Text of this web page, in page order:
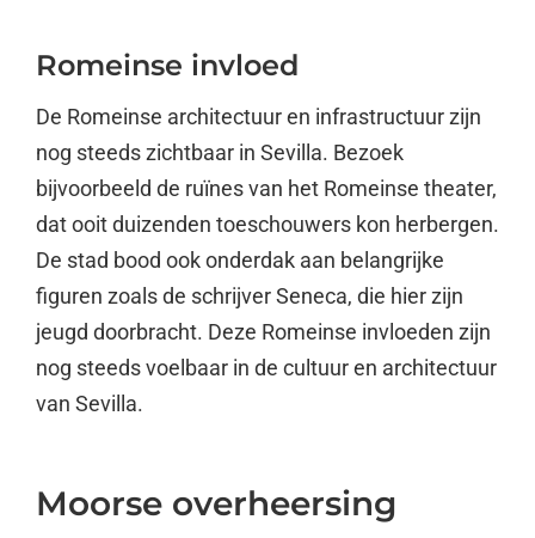
Romeinse invloed
De Romeinse architectuur en infrastructuur zijn
nog steeds zichtbaar in Sevilla. Bezoek
bijvoorbeeld de ruïnes van het Romeinse theater,
dat ooit duizenden toeschouwers kon herbergen.
De stad bood ook onderdak aan belangrijke
figuren zoals de schrijver Seneca, die hier zijn
jeugd doorbracht. Deze Romeinse invloeden zijn
nog steeds voelbaar in de cultuur en architectuur
van Sevilla.
Moorse overheersing